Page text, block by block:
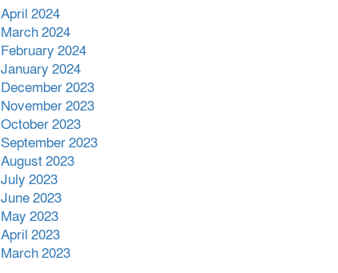
April 2024
March 2024
February 2024
January 2024
December 2023
November 2023
October 2023
September 2023
August 2023
July 2023
June 2023
May 2023
April 2023
March 2023